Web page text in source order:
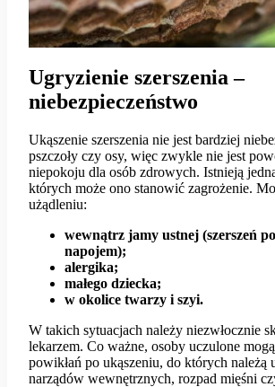
Ugryzienie szerszenia –
niebezpieczeństwo
Ukąszenie szerszenia nie jest bardziej
pszczoły czy osy, więc zwykle nie jest
niepokoju dla osób zdrowych. Istnieją
których może ono stanowić zagrożenie.
użądleniu:
wewnątrz jamy ustnej (szerszeń
napojem);
alergika;
małego dziecka;
w okolice twarzy i szyi.
W takich sytuacjach należy niezwłocznie
lekarzem. Co ważne, osoby uczulone
powikłań po ukąszeniu, do których należą
narządów wewnętrznych, rozpad mięśni